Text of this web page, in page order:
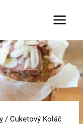
/ Cuketový Koláč